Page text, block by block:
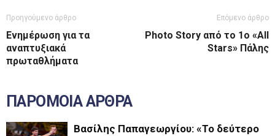
Προηγούμενο άρθρο
Ενημέρωση για τα
αναπτυξιακά
πρωταθλήματα
Επόμενο άρθρο
Photo Story από το 1ο «All
Stars» Πάλης
ΠΑΡΟΜΟΙΑ ΑΡΘΡΑ
Βασίλης Παπαγεωργίου: «Το δεύτερο